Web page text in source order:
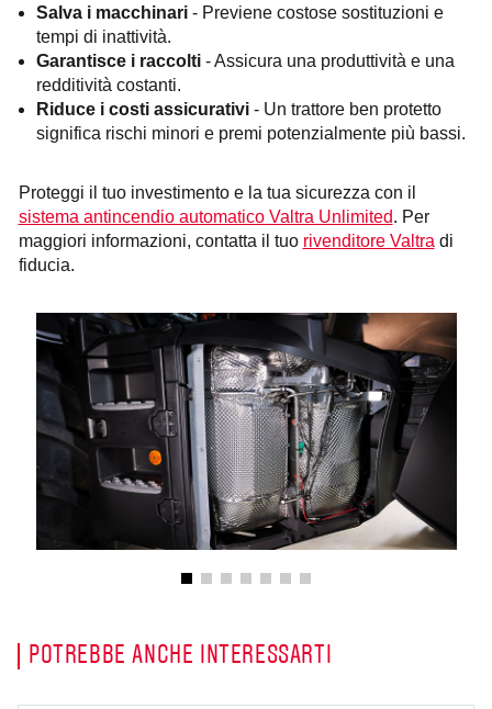
Salva i macchinari - Previene costose sostituzioni e
tempi di inattività.
Garantisce i raccolti- Assicura una produttività e una
redditività costanti.
Riduce i costi assicurativi- Un trattore ben protetto
significa rischi minori e premi potenzialmente più bassi.
Proteggi il tuo investimento e la tua sicurezza con il
sistema antincendio automatico Valtra Unlimited. Per
maggiori informazioni, contatta il tuo rivenditore Valtra di
fiducia.
POTREBBE ANCHE INTERESSARTI